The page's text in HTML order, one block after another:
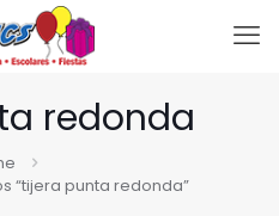
redonda
“tijera punta redonda”